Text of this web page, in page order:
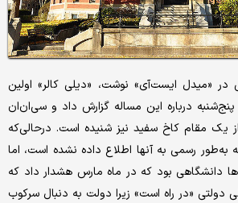
در «میدل ایست‌آی» نوشت، «دیلی کالر» اولین
درباره این مساله گزارش داد و سی‌ان‌ان
یک مقام کاخ سفید نیز شنیده است. درحالی‌که
به‌طور رسمی به آنها اطلاع داده نشده است، اما
دانشگاهی بود که در ماه مارس هشدار داد که
دولتی «در راه است» زیرا دولت به دنبال سرکوب